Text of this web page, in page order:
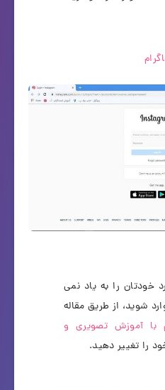
خودتان را به یاد نمی
شوید، از طریق مقاله
با آموزش تصویری و
را تغییر دهید.